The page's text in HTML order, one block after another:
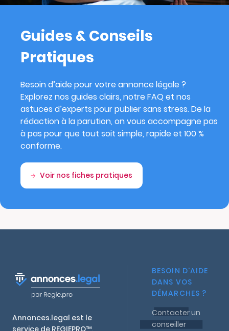
Guides & Conseils
Pratiques
Besoin d’aide pour votre annonce légale ?
Explorez nos guides clairs, notre FAQ et nos
astuces d’experts pour publier sans stress. De la
rédaction à la parution, on vous accompagne pas
à pas pour que tout soit simple, rapide et 100 %
conforme.
Voir nos fiches pratiques
Annonces.legal est le
service de REGIEPRO™,
BESOIN D'AIDE
DANS VOS
DÉMARCHES ?
Contacter un
conseiller